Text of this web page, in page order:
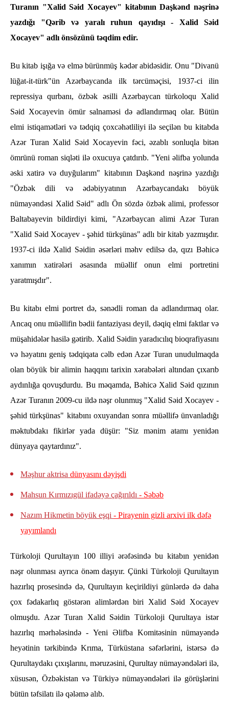
Turanın "Xalid Səid Xocayev" kitabının Daşkənd nəşrinə
yazdığı "Qərib və yaralı ruhun qayıdışı - Xalid Səid
Xocayev" adlı önsözünü təqdim edir.
Bu kitab işığa və elmə bürünmüş kədər abidəsidir. Onu "Divanü
lüğat-it-türk"ün Azərbaycanda ilk tərcüməçisi, 1937-ci ilin
repressiya qurbanı, özbək əsilli Azərbaycan türkoloqu Xalid
Səid Xocayevin ömür salnaməsi də adlandırmaq olar. Bütün
elmi istiqamətləri və tədqiq çoxcəhətliliyi ilə seçilən bu kitabda
Azər Turan Xalid Səid Xocayevin fəci, əzablı sonluqla bitən
ömrünü roman siqləti ilə oxucuya çatdırıb. "Yeni əlifba yolunda
əski xatirə və duyğularım" kitabının Daşkənd nəşrinə yazdığı
"Özbək dili və ədəbiyyatının Azərbaycandakı böyük
nümayəndəsi Xalid Səid" adlı Ön sözdə özbək alimi, professor
Baltabayevin bildirdiyi kimi, "Azərbaycan alimi Azər Turan
"Xalid Səid Xocayev - şəhid türkşünas" adlı bir kitab yazmışdır.
1937-ci ildə Xalid Səidin əsərləri məhv edilsə də, qızı Bəhicə
xanımın xatirələri əsasında müəllif onun elmi portretini
yaratmışdır".
Bu kitabı elmi portret də, sənədli roman da adlandırmaq olar.
Ancaq onu müəllifin bədii fantaziyası deyil, dəqiq elmi faktlar və
müşahidələr hasilə gətirib. Xalid Səidin yaradıcılıq bioqrafiyasını
və həyatını geniş tədqiqata cəlb edən Azər Turan unudulmaqda
olan böyük bir alimin haqqını tarixin xərabələri altından çıxarıb
aydınlığa qovuşdurdu. Bu məqamda, Bəhicə Xalid Səid qızının
Azər Turanın 2009-cu ildə nəşr olunmuş "Xalid Səid Xocayev -
şəhid türkşünas" kitabını oxuyandan sonra müəllifə ünvanladığı
məktubdakı fikirlər yada düşür: "Siz mənim atamı yenidən
dünyaya qaytardınız".
Məşhur aktrisa dünyasını dəyişdi
Mahsun Kırmızıgül ifadəyə çağırıldı - Səbəb
Nazım Hikmetin böyük eşqi - Pirayenin gizli arxivi ilk dəfə
yayımlandı
Türkoloji Qurultayın 100 illiyi ərəfəsində bu kitabın yenidən
nəşr olunması ayrıca önəm daşıyır. Çünki Türkoloji Qurultayın
hazırlıq prosesində də, Qurultayın keçirildiyi günlərdə də daha
çox fədakarlıq göstərən alimlərdən biri Xalid Səid Xocayev
olmuşdu. Azər Turan Xalid Səidin Türkoloji Qurultaya istər
hazırlıq mərhələsində - Yeni Əlifba Komitəsinin nümayəndə
heyətinin tərkibində Krıma, Türküstana səfərlərini, istərsə də
Qurultaydakı çıxışlarını, məruzəsini, Qurultay nümayəndələri ilə,
xüsusən, Özbəkistan və Türkiyə nümayəndələri ilə görüşlərini
bütün təfsilatı ilə qələmə alıb.